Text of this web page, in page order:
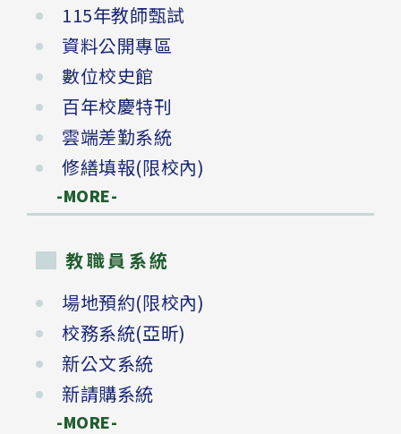
115年教師甄試
資料公開專區
數位校史館
百年校慶特刊
雲端差勤系統
修繕填報(限校內)
-MORE-
教職員系統
場地預約(限校內)
校務系統(亞昕)
新公文系統
新請購系統
-MORE-